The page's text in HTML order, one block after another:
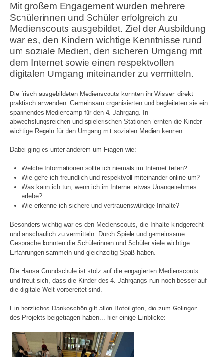
Mit großem Engagement wurden mehrere
Schülerinnen und Schüler erfolgreich zu
Medienscouts ausgebildet. Ziel der Ausbildung
war es, den Kindern wichtige Kenntnisse rund
um soziale Medien, den sicheren Umgang mit
dem Internet sowie einen respektvollen
digitalen Umgang miteinander zu vermitteln.
Die frisch ausgebildeten Medienscouts konnten ihr Wissen direkt
praktisch anwenden: Gemeinsam organisierten und begleiteten sie ein
spannendes Mediencamp für den 4. Jahrgang. In
abwechslungsreichen und spielerischen Stationen lernten die Kinder
wichtige Regeln für den Umgang mit sozialen Medien kennen.
Dabei ging es unter anderem um Fragen wie:
Welche Informationen sollte ich niemals im Internet teilen?
Wie gehe ich freundlich und respektvoll miteinander online um?
Was kann ich tun, wenn ich im Internet etwas Unangenehmes
erlebe?
Wie erkenne ich sichere und vertrauenswürdige Inhalte?
Besonders wichtig war es den Medienscouts, die Inhalte kindgerecht
und anschaulich zu vermitteln. Durch Spiele und gemeinsame
Gespräche konnten die Schülerinnen und Schüler viele wichtige
Erfahrungen sammeln und gleichzeitig Spaß haben.
Die Hansa Grundschule ist stolz auf die engagierten Medienscouts
und freut sich, dass die Kinder des 4. Jahrgangs nun noch besser auf
die digitale Welt vorbereitet sind.
Ein herzliches Dankeschön gilt allen Beteiligten, die zum Gelingen
des Projekts beigetragen haben... hier einige Einblicke: